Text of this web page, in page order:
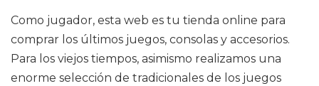
Como jugador, esta web es tu tienda online para
comprar los últimos juegos, consolas y accesorios.
Para los viejos tiempos, asimismo realizamos una
enorme selección de tradicionales de los juegos